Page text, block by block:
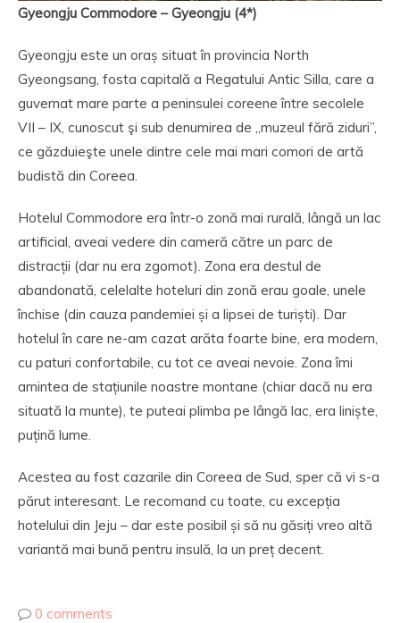
Gyeongju Commodore – Gyeongju (4*)
Gyeongju este un oraș situat în provincia North
Gyeongsang, fosta capitală a Regatului Antic Silla, care a
guvernat mare parte a peninsulei coreene între secolele
VII – IX, cunoscut şi sub denumirea de „muzeul fără ziduri”,
ce găzduieşte unele dintre cele mai mari comori de artă
budistă din Coreea.
Hotelul Commodore era într-o zonă mai rurală, lângă un lac
artificial, aveai vedere din cameră către un parc de
distracții (dar nu era zgomot). Zona era destul de
abandonată, celelalte hoteluri din zonă erau goale, unele
închise (din cauza pandemiei și a lipsei de turiști). Dar
hotelul în care ne-am cazat arăta foarte bine, era modern,
cu paturi confortabile, cu tot ce aveai nevoie. Zona îmi
amintea de stațiunile noastre montane (chiar dacă nu era
situată la munte), te puteai plimba pe lângă lac, era liniște,
puțină lume.
Acestea au fost cazarile din Coreea de Sud, sper că vi s-a
părut interesant. Le recomand cu toate, cu excepția
hotelului din Jeju – dar este posibil și să nu găsiți vreo altă
variantă mai bună pentru insulă, la un preț decent.
0 comments